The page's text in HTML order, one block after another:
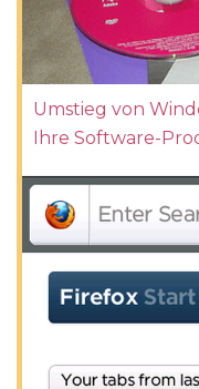
Umstieg von
Ihre Software-